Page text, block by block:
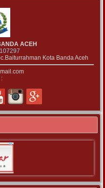
ACEH
Kota Banda Aceh